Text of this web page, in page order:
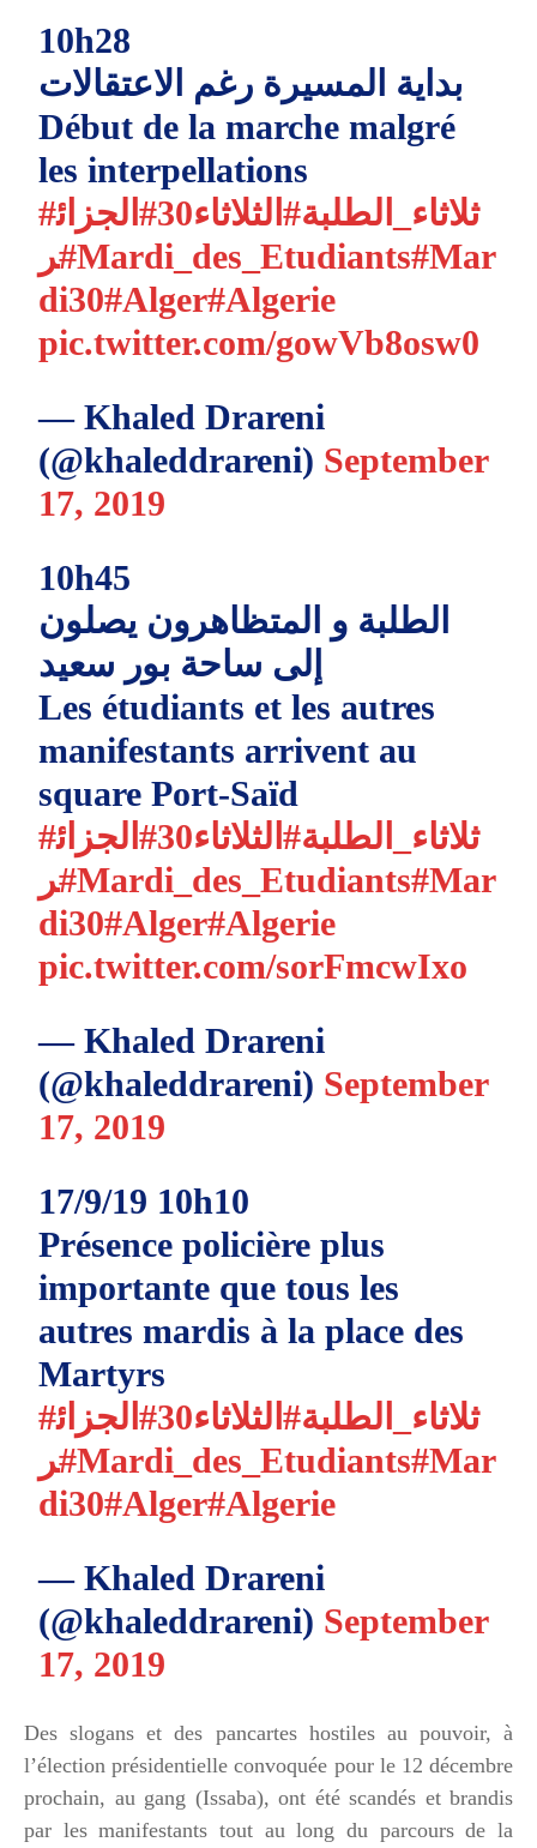
10h28
بداية المسيرة رغم الاعتقالات
Début de la marche malgré
les interpellations
#ثلاثاء_الطلبة#الثلاثاء30
#الجزائ
ر#Mardi_des_Etudiants#Mar
di30#Alger#Algerie
pic.twitter.com/gowVb8osw0
— Khaled Drareni
(@khaleddrareni) September
17, 2019
10h45
الطلبة و المتظاهرون يصلون
إلى ساحة بور سعيد
Les étudiants et les autres
manifestants arrivent au
square Port-Saïd
#ثلاثاء_الطلبة#الثلاثاء30
#الجزائ
ر#Mardi_des_Etudiants#Mar
di30#Alger#Algerie
pic.twitter.com/sorFmcwIxo
— Khaled Drareni
(@khaleddrareni) September
17, 2019
17/9/19 10h10
Présence policière plus
importante que tous les
autres mardis à la place des
Martyrs
#ثلاثاء_الطلبة#الثلاثاء30
#الجزائ
ر#Mardi_des_Etudiants#Mar
di30#Alger#Algerie
— Khaled Drareni
(@khaleddrareni) September
17, 2019
Des slogans et des pancartes hostiles au pouvoir, à
l’élection présidentielle convoquée pour le 12 décembre
prochain, au gang (Issaba), ont été scandés et brandis
par les manifestants tout au long du parcours de la